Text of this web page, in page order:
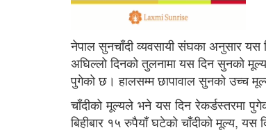
नेपाल सुनचाँदी व्यवसायी संघका अनुसार यस
अघिल्लो दिनको तुलनामा यस दिन सुनको
पुगेको छ। हालसम्म छापावाल सुनको उच्च
चाँदीको मूल्यले भने यस दिन रेकर्डस्तरमा
बिहीबार १५ रुपैयाँ घटेको चाँदीको मूल्य, यस